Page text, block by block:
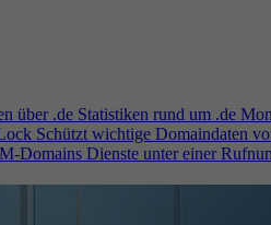
über .de Statistiken rund um .de
Schützt wichtige Domaindaten
Domains Dienste unter einer